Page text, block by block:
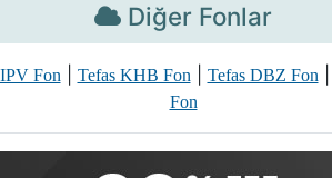
Diğer Fonlar
Fon| Tefas KHB Fon| Tefas DBZ Fon|
Fon